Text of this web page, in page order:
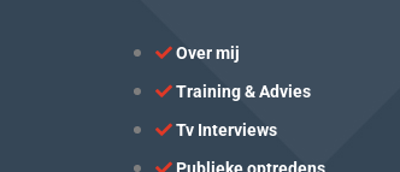
Over mij
Training & Advies
Tv Interviews